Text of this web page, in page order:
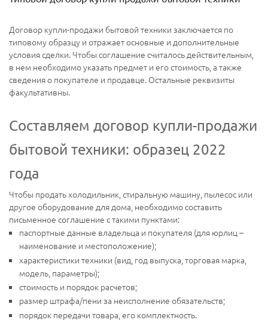
Договор купли-продажи бытовой техники заключается по
типовому образцу и отражает основные и дополнительные
условия сделки. Чтобы соглашение считалось действительным,
в нем необходимо указать предмет и его стоимость, а также
сведения о покупателе и продавце. Остальные реквизиты
факультативны.
Составляем договор купли-продажи
бытовой техники: образец 2022
года
Чтобы продать холодильник, стиральную машину, пылесос или
другое оборудование для дома, необходимо составить
письменное соглашение с такими пунктами:
паспортные данные владельца и покупателя (для юрлиц –
наименование и местоположение);
характеристики техники (вид, год выпуска, торговая марка,
модель, параметры);
стоимость и порядок расчетов;
размер штрафа/пени за неисполнение обязательств;
порядок передачи товара, его комплектность.